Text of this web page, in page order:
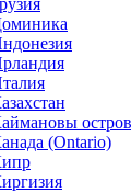
(Ontario)